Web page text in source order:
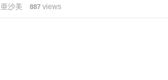
887 views
沙美